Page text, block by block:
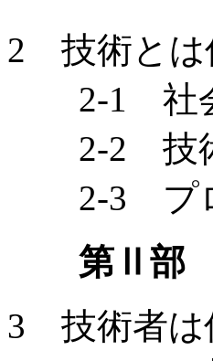
2 技術とは
2-1 社会
2-2 技術
2-3 プロ
第Ⅱ部
3 技術者は